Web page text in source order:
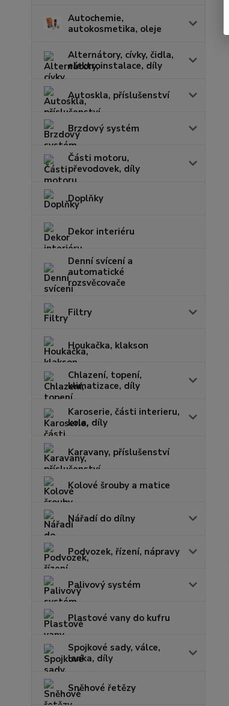
Autochemie,
autokosmetika, oleje
Alternátory, cívky, čidla,
elektroinstalace, díly
Autoskla, příslušenství
Brzdový systém
Části motoru,
převodovek, díly
Doplňky
Dekor interiéru
Denní svícení a
automatické
rozsvěcovače
Filtry
Houkačka, klakson
Chlazení, topení,
klimatizace, díly
Karoserie, části interieru,
kola, díly
Karavany, příslušenství
Kolové šrouby a matice
Nářadí do dílny
Podvozek, řízení, nápravy
Palivový systém
Plastové vany do kufru
Spojkové sady, válce,
lanka, díly
Sněhové řetězy